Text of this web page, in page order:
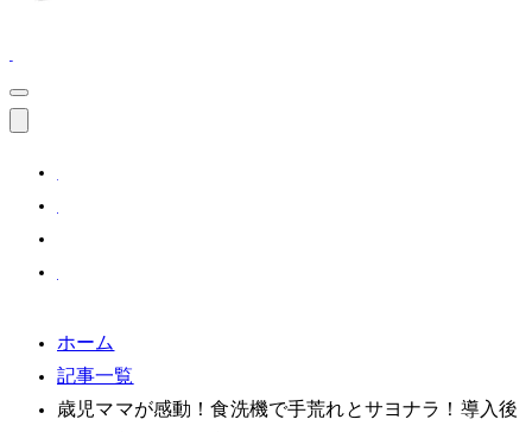
ホーム
記事一覧
3歳児ママが感動！食洗機で手荒れとサヨナラ！導入後